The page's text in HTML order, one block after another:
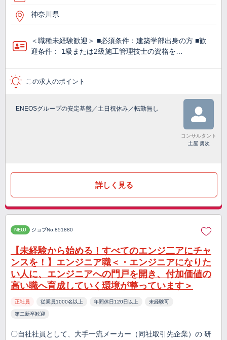
神奈川県
＜職種未経験歓迎＞ ■必須条件：建築学部出身の方 ■歓
迎条件： 1級または2級施工管理技士の資格を…
この求人のポイント
ENEOSグループの安定基盤／土日祝休み／転勤無し
コンサルタント
土屋 勇次
詳しく見る
NEW ジョブNo.851880
【未経験から始める！すべてのエンジ二アにチャ
ンスを！】エンジニア職＜・エンジニアになりた
い人に、エンジニアへの門戸を開き、付加価値の
高い職へ育成していく環境が整っています＞
正社員 従業員1000名以上 年間休日120日以上 未経験可
第二新卒歓迎
〇自社社員として、大手一流メーカー（同社取引先企業）の 研